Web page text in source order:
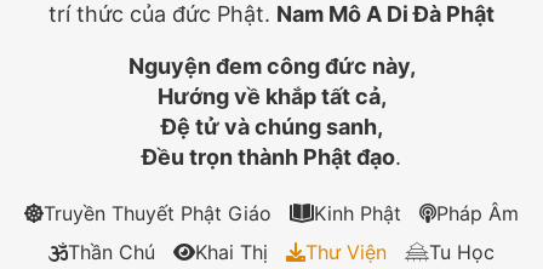
trí thức của đức Phật. Nam Mô A Di Đà Phật
Nguyện đem công đức này,
Hướng về khắp tất cả,
Đệ tử và chúng sanh,
Đều trọn thành Phật đạo.
Truyền Thuyết Phật Giáo Kinh Phật
Pháp Âm
Thần Chú
Khai Thị Thư Viện Tu Học